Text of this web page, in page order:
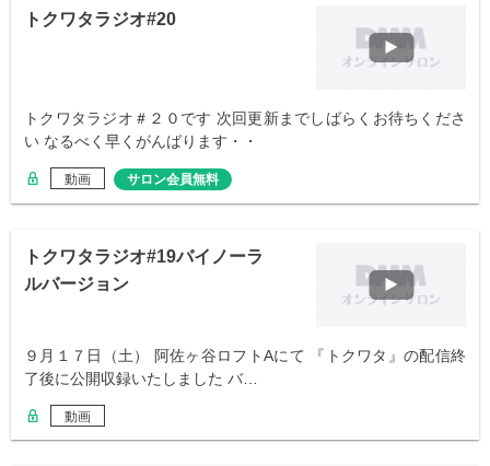
トクワタラジオ#20
トクワタラジオ＃２０です 次回更新までしばらくお待ちくださ
い なるべく早くがんばります・・
動画 サロン会員無料
トクワタラジオ#19バイノーラ
ルバージョン
９月１７日（土） 阿佐ヶ谷ロフトAにて 『トクワタ』の配信終
了後に公開収録いたしました バ…
動画